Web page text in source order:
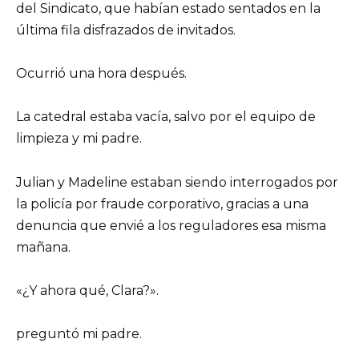
del Sindicato, que habían estado sentados en la
última fila disfrazados de invitados.
Ocurrió una hora después.
La catedral estaba vacía, salvo por el equipo de
limpieza y mi padre.
Julian y Madeline estaban siendo interrogados por
la policía por fraude corporativo, gracias a una
denuncia que envié a los reguladores esa misma
mañana.
«¿Y ahora qué, Clara?».
preguntó mi padre.